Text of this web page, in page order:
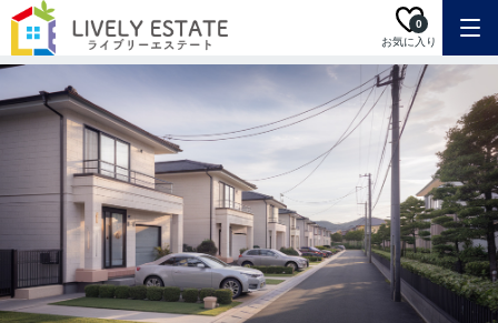
お気に入り
0